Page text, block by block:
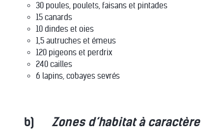
30 poules, poulets, faisans et pintades
15 canards
10 dindes et oies
1,5 autruches et émeus
120 pigeons et perdrix
240 cailles
6 lapins, cobayes sevrés
b) Zones d’habitat à caractère